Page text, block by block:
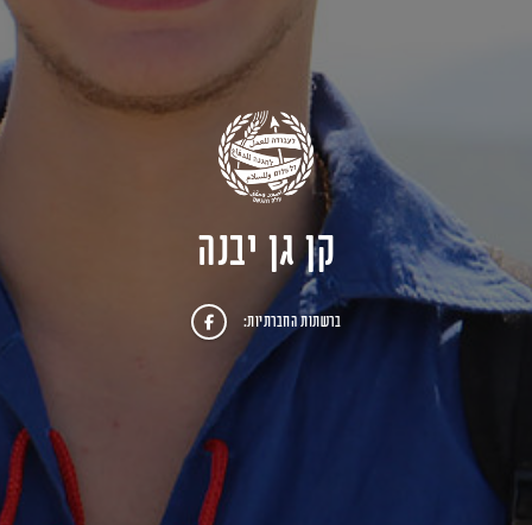
קן גן יבנה
ברשתות החברתיות: